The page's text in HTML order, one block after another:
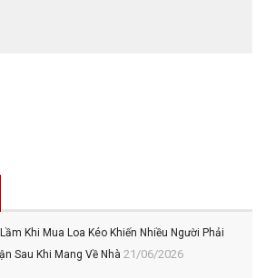
Khi Mua Loa Kéo Khiến Nhiều Người Phải
Sau Khi Mang Về Nhà 21/06/2026